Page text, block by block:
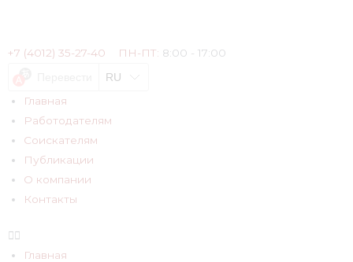
+7 (4012) 35-27-40 ПН-ПТ: 8:00 - 17:00
RU
Главная
Работодателям
Соискателям
Публикации
О компании
Контакты
Главная